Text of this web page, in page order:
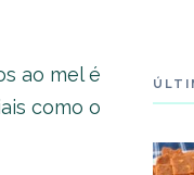
ao mel é
como o